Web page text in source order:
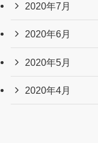
2020年7月
2020年6月
2020年5月
2020年4月